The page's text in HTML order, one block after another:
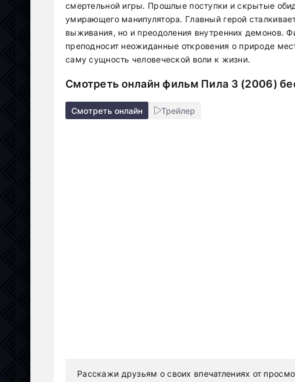
смертельной игры. Прошлые поступки и скрытые
умирающего манипулятора. Главный герой
выживания, но и преодоления внутренних демонов.
преподносит неожиданные откровения о природе
саму сущность человеческой воли к жизни.
Смотреть онлайн фильм Пила 3 (2006)
Смотреть онлайн Трейлер
Расскажи друзьям о своих впечатлениях от